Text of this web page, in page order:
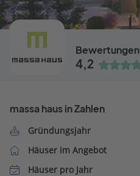
Bewertungen
4,2
massa haus in Zahlen
Gründungsjahr
Häuser im Angebot
Häuser pro Jahr